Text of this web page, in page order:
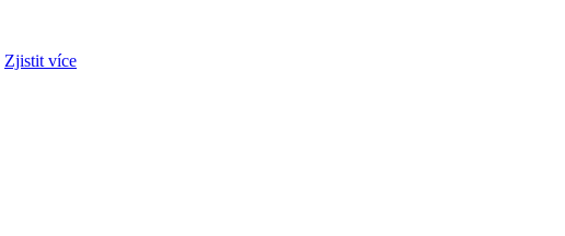
Zjistit více